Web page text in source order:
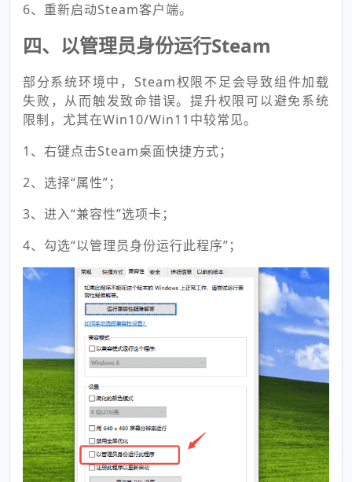
6、重新启动Steam客户端。
四、以管理员身份运行Steam
部分系统环境中，Steam权限不足会导致组件加载
失败，从而触发致命错误。提升权限可以避免系统
限制，尤其在Win10/Win11中较常见。
1、右键点击Steam桌面快捷方式；
2、选择“属性”；
3、进入“兼容性”选项卡；
4、勾选“以管理员身份运行此程序”；